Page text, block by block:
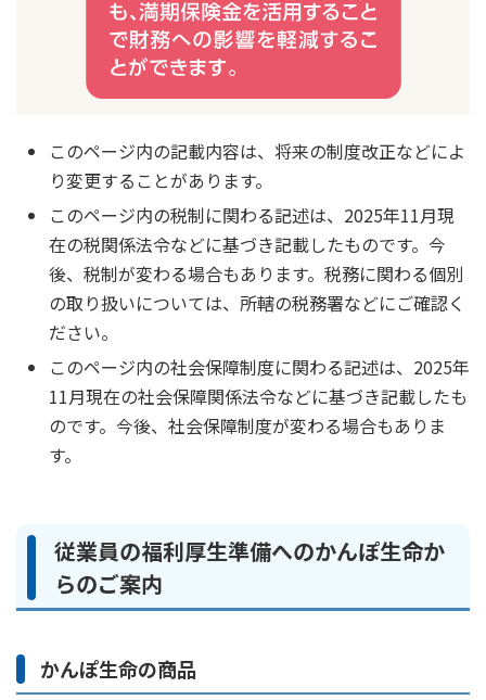
このページ内の記載内容は、将来の制度改正などによ
り変更することがあります。
このページ内の税制に関わる記述は、2025年11月現
在の税関係法令などに基づき記載したものです。今
後、税制が変わる場合もあります。税務に関わる個別
の取り扱いについては、所轄の税務署などにご確認く
ださい。
このページ内の社会保障制度に関わる記述は、2025年
11月現在の社会保障関係法令などに基づき記載したも
のです。今後、社会保障制度が変わる場合もありま
す。
従業員の福利厚生準備へのかんぽ生命か
らのご案内
かんぽ生命の商品